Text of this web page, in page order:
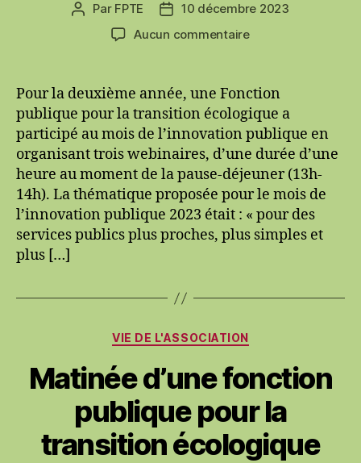
Auteur
l’article
Par FPTE
Date10 décembre 2023
Aucun commentairesur
ressources
sur
la
transition
écologique
dans
les
fonctions
publiques
Pour la deuxième année, une Fonction
publique pour la transition écologique a
participé au mois de l’innovation publique en
organisant trois webinaires, d’une durée d’une
heure au moment de la pause-déjeuner (13h-
14h). La thématique proposée pour le mois de
l’innovation publique 2023 était : « pour des
services publics plus proches, plus simples et
plus […]
Catégories
VIE DE L'ASSOCIATION
Matinée d’une fonction
publique pour la
transition écologique